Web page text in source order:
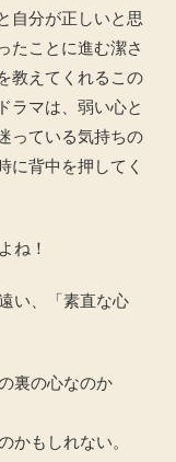
自分が正しいと思
たことに進む潔さ
教えてくれるこの
ドラマは、弱い心と
っている気持ちの
に背中を押してく
ね！
い、「素直な心
裏の心なのか
かもしれない。